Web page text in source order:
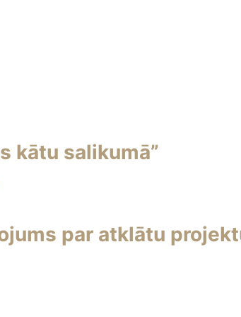
kātu salikumā”
par atklātu